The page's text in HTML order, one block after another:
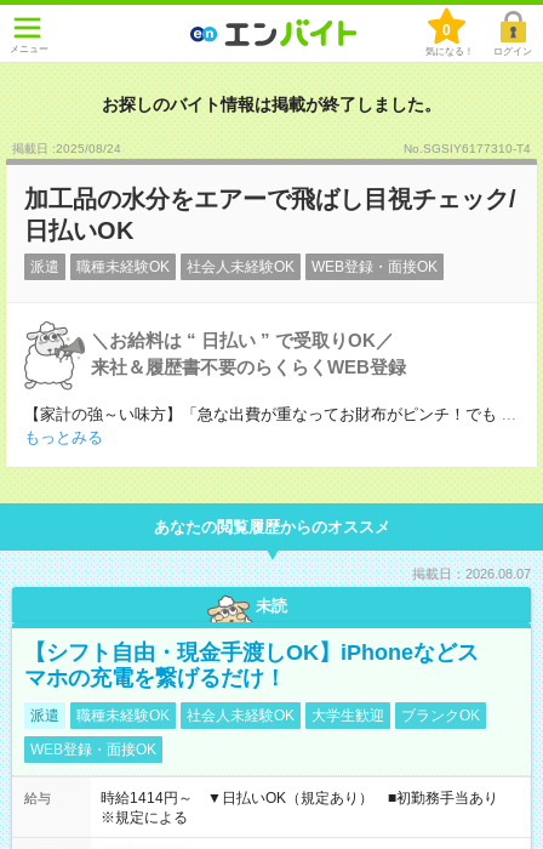
メニュー
0
気になる！ ログイン
お探しのバイト情報は掲載が終了しました。
掲載日 :2025/08/24 No.SGSIY6177310-T4
加工品の水分をエアーで飛ばし目視チェック/
日払いOK
派遣 職種未経験OK 社会人未経験OK WEB登録・面接OK
＼お給料は “ 日払い ” で受取りOK／
来社＆履歴書不要のらくらくWEB登録
【家計の強～い味方】「急な出費が重なってお財布がピンチ！でも ...
もっとみる
あなたの閲覧履歴からのオススメ
掲載日：2026.08.07
未読
【シフト自由・現金手渡しOK】iPhoneなどス
マホの充電を繋げるだけ！
派遣 職種未経験OK 社会人未経験OK 大学生歓迎
ブランクOK
WEB登録・面接OK
給与
時給1414円～ ▼日払いOK（規定あり） ■初勤務手当あり
※規定による